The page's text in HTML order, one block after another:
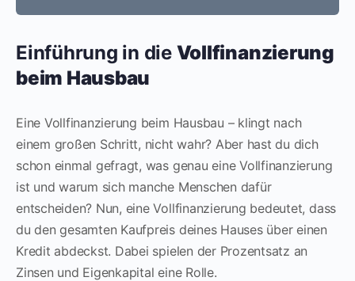
Einführung in die Vollfinanzierung
beim Hausbau
Eine Vollfinanzierung beim Hausbau – klingt nach
einem großen Schritt, nicht wahr? Aber hast du dich
schon einmal gefragt, was genau eine Vollfinanzierung
ist und warum sich manche Menschen dafür
entscheiden? Nun, eine Vollfinanzierung bedeutet, dass
du den gesamten Kaufpreis deines Hauses über einen
Kredit abdeckst. Dabei spielen der Prozentsatz an
Zinsen und Eigenkapital eine Rolle.